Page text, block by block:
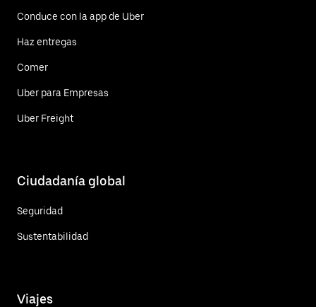
Conduce con la app de Uber
Haz entregas
Comer
Uber para Empresas
Uber Freight
Ciudadanía global
Seguridad
Sustentabilidad
Viajes